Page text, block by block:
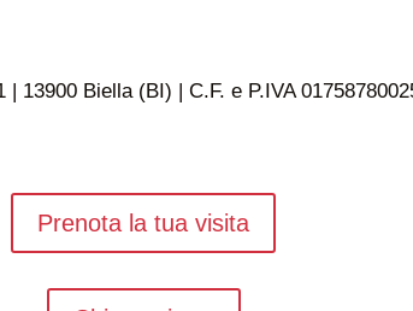
13900 Biella (BI) | C.F. e P.IVA
Prenota la tua visita